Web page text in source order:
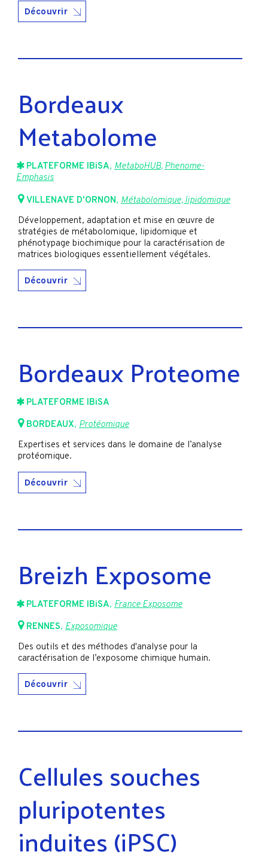
Découvrir
Bordeaux
Metabolome
PLATEFORME IBiSA, MetaboHUB,Phenome-
Emphasis
VILLENAVE D'ORNON, Métabolomique, lipidomique
Développement, adaptation et mise en œuvre de
stratégies de métabolomique, lipidomique et
phénotypage biochimique pour la caractérisation de
matrices biologiques essentiellement végétales.
Découvrir
Bordeaux Proteome
PLATEFORME IBiSA
BORDEAUX, Protéomique
Expertises et services dans le domaine de l’analyse
protéomique.
Découvrir
Breizh Exposome
PLATEFORME IBiSA, France Exposome
RENNES, Exposomique
Des outils et des méthodes d'analyse pour la
caractérisation de l’exposome chimique humain.
Découvrir
Cellules souches
pluripotentes
induites (iPSC)